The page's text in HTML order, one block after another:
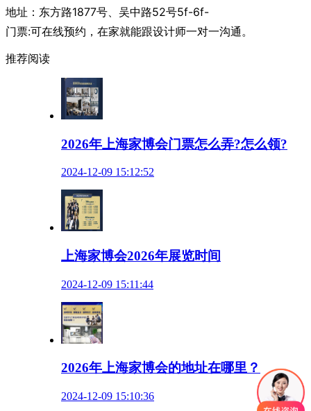
地址：东方路1877号、吴中路52号5f-6f-
门票:可在线预约，在家就能跟设计师一对一沟通。
推荐阅读
2026年上海家博会门票怎么弄?怎么领?
2024-12-09 15:12:52
上海家博会2026年展览时间
2024-12-09 15:11:44
2026年上海家博会的地址在哪里？
2024-12-09 15:10:36